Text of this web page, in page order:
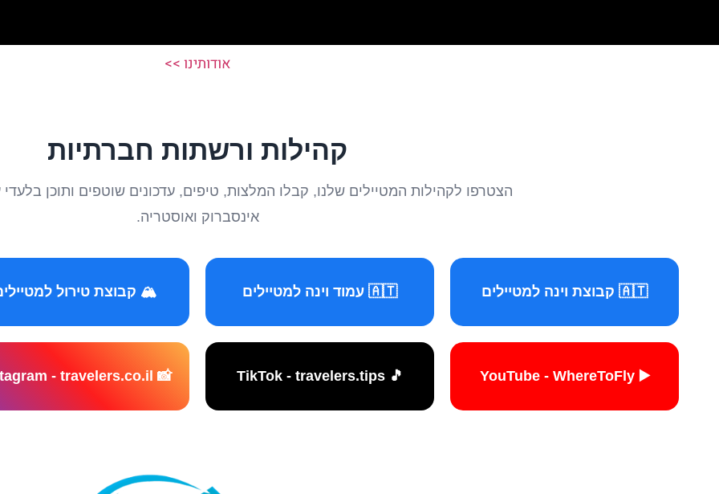
אודותינו >>
קהילות ורשתות חברתיות
הצטרפו לקהילות המטיילים שלנו, קבלו המלצות, טיפים, עדכונים שוטפים ותוכן בלעדי
אינסברוק ואוסטריה.
🇦🇹 קבוצת וינה למטיילים 🇦🇹 עמוד וינה למטיילים 🏔️ קבוצת טירול
▶️ YouTube - WhereToFly
🎵 TikTok - travelers.tips
📸 Instagram - travelers.co.il